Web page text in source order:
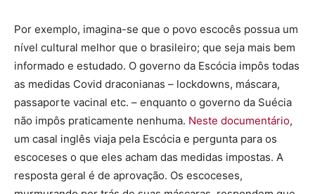
Por exemplo, imagina-se que o povo escocês possua um
nível cultural melhor que o brasileiro; que seja mais bem
informado e estudado. O governo da Escócia impôs todas
as medidas Covid draconianas – lockdowns, máscara,
passaporte vacinal etc. – enquanto o governo da Suécia
não impôs praticamente nenhuma. Neste documentário,
um casal inglês viaja pela Escócia e pergunta para os
escoceses o que eles acham das medidas impostas. A
resposta geral é de aprovação. Os escoceses,